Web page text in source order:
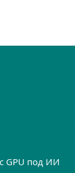
GPU под ИИ